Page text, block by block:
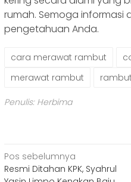
rumah. Semoga
pengetahuan Anda.
cara merawat rambut
merawat rambut
rambut
Penulis: Herbima
Navigasi
pos
Pos sebelumnya
Resmi Ditahan KPK, Syahrul